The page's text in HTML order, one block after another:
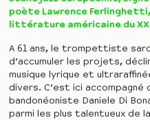
poète Lawrence
littérature américaine du
A 61 ans, le trompettiste
d’accumuler les projets,
musique lyrique et
divers. C’est ici accompagné
bandonéoniste Daniele Di
parmi les plus talentueux de